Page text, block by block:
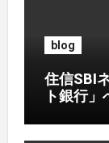
blog
住信SBI
ト銀行